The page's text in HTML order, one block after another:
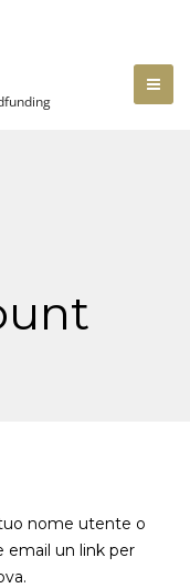
nome utente o
email un link per